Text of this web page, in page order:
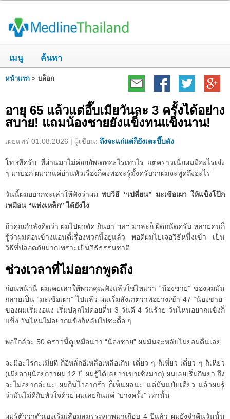
เมนู ค้นหา
หน้าแรก > บล็อก
อายุ 65 แล้วแต่อึ๊บเมียวันละ 3 ครั้งได้อย่าง
สบาย! แถมน้องชายยังแข็งทนแข็งนาน!
เผยแพร่ 01.08.2026 | ผู้เขียน: ถึงจะแก่แต่ก็ยังเตะปี๊บดัง
โทษทีครับ ที่ผ่านมาไม่ค่อยอัพเดทอะไรเท่าไร แต่คราวเนี่ยผมมีอะไรเจ๋ง
ๆ มาบอก ผมว่าแค่อ่านหัวเรื่องก็คงพอจะรู้มั้งครับว่าผมจะพูดถึงอะไร
วันนี้ผมอยากจะเล่าให้ฟังว่าผมพบวิธี “เปลี่ยน” มะเขือเผา ให้แข็งโป๊ก
เหมือน “แท่งเหล็ก” ได้ยังไง
ถ้าคุณกำลังคิดว่า ผมไปผ่าตัด กินยา ฯลฯ มาละก็ ผิดถนัดครับ หลายคนก็
รู้ว่าผมค่อนข้างแอนตี้เรื่องพวกนี้อยู่แล้ว พอดีผมไปเจอวิธีหนึ่งเข้า เป็น
วิธีที่ปลอดภัยมากเพราะเป็นวิธีธรรมชาติ
ช่วงเวลาที่ไม่อยากพูดถึง
ก่อนหน้านี่ ผมเคยเล่าให้พวกคุณฟังแล้วใช่ไหมว่า “น้องชาย” ของผมมัน
กลายเป็น “มะเขือเผา” ไปแล้ว ผมเริ่มสังเกตว่าพอย่างเข้า 47 “น้องชาย”
ของผมเริ่มงอแง เริ่มปลุกไม่ค่อยตื่น 3 วันดี 4 วันร้าย วันไหนอยากแข็งก็
แข็ง วันไหนไม่อยากแข็งก็หลับไปซะดื้อ ๆ
พอใกล้จะ 50 คราวนี้ดูเหมือนว่า “น้องชาย” ผมมันจะหลับไม่ยอมตื่นเลย
จะมีอะไรกะเมียที ก็อีหลั่กอีเหลื่อเหลือเกิน เดี๋ยว ๆ ก็เหี่ยว เดี๋ยว ๆ ก็เหี่ยว
(เมียอายุน้อยกว่าผม 12 ปี ผมรู้ได้เลยว่าเขาเซ็งมาก) ผมเลยเริ่มกินยา ถึง
จะไม่อยากอ่ะนะ ผมกินไวอากร้า ก็เห็นผลนะ แต่มันแป๋บเดียว แล้วผมรู้
ว่ามันไม่ดีกับหัวใจด้วย ผมเลยกินแค่ “บางครั้ง” เท่านั้น
ผมรู้ตัวว่าตัวเองเริ่มเสื่อมสมรรถภาพมาเกือบ 4 ปีแล้ว ผมยังจำคืนวันนั้น